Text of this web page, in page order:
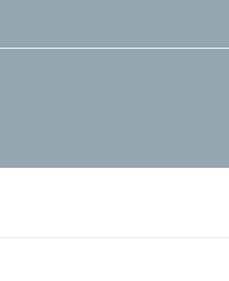
zum
MENU